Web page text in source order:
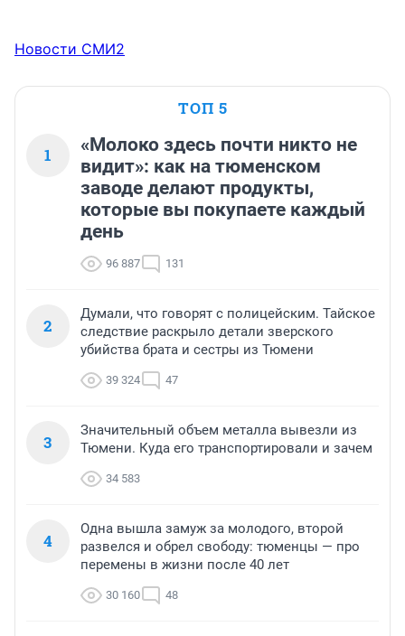
Новости СМИ2
ТОП 5
1
«Молоко здесь почти никто не
видит»: как на тюменском
заводе делают продукты,
которые вы покупаете каждый
день
96 887 131
2
Думали, что говорят с полицейским. Тайское
следствие раскрыло детали зверского
убийства брата и сестры из Тюмени
39 324 47
3
Значительный объем металла вывезли из
Тюмени. Куда его транспортировали и зачем
34 583
4
Одна вышла замуж за молодого, второй
развелся и обрел свободу: тюменцы — про
перемены в жизни после 40 лет
30 160 48